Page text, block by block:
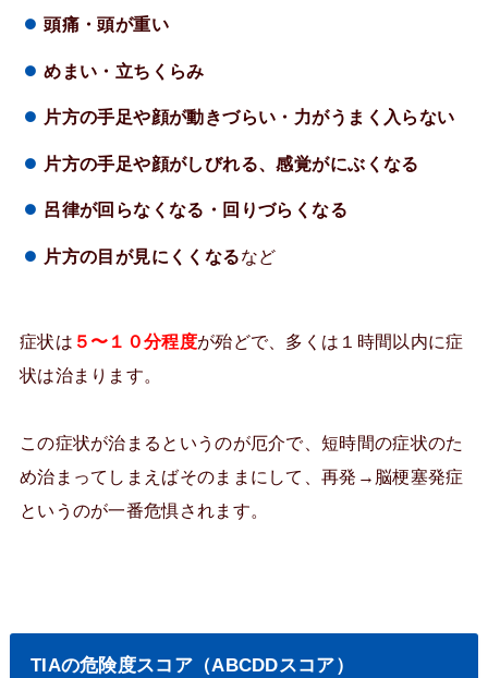
頭痛・頭が重い
めまい・立ちくらみ
片方の手足や顔が動きづらい・力がうまく入らない
片方の手足や顔がしびれる、感覚がにぶくなる
呂律が回らなくなる・回りづらくなる
片方の目が見にくくなるなど
症状は ５〜１０分程度が殆どで、多くは１時間以内に症
状は治まります。
この症状が治まるというのが厄介で、短時間の症状のた
め治まってしまえばそのままにして、再発→脳梗塞発症
というのが一番危惧されます。
TIAの危険度スコア（ABCDDスコア）